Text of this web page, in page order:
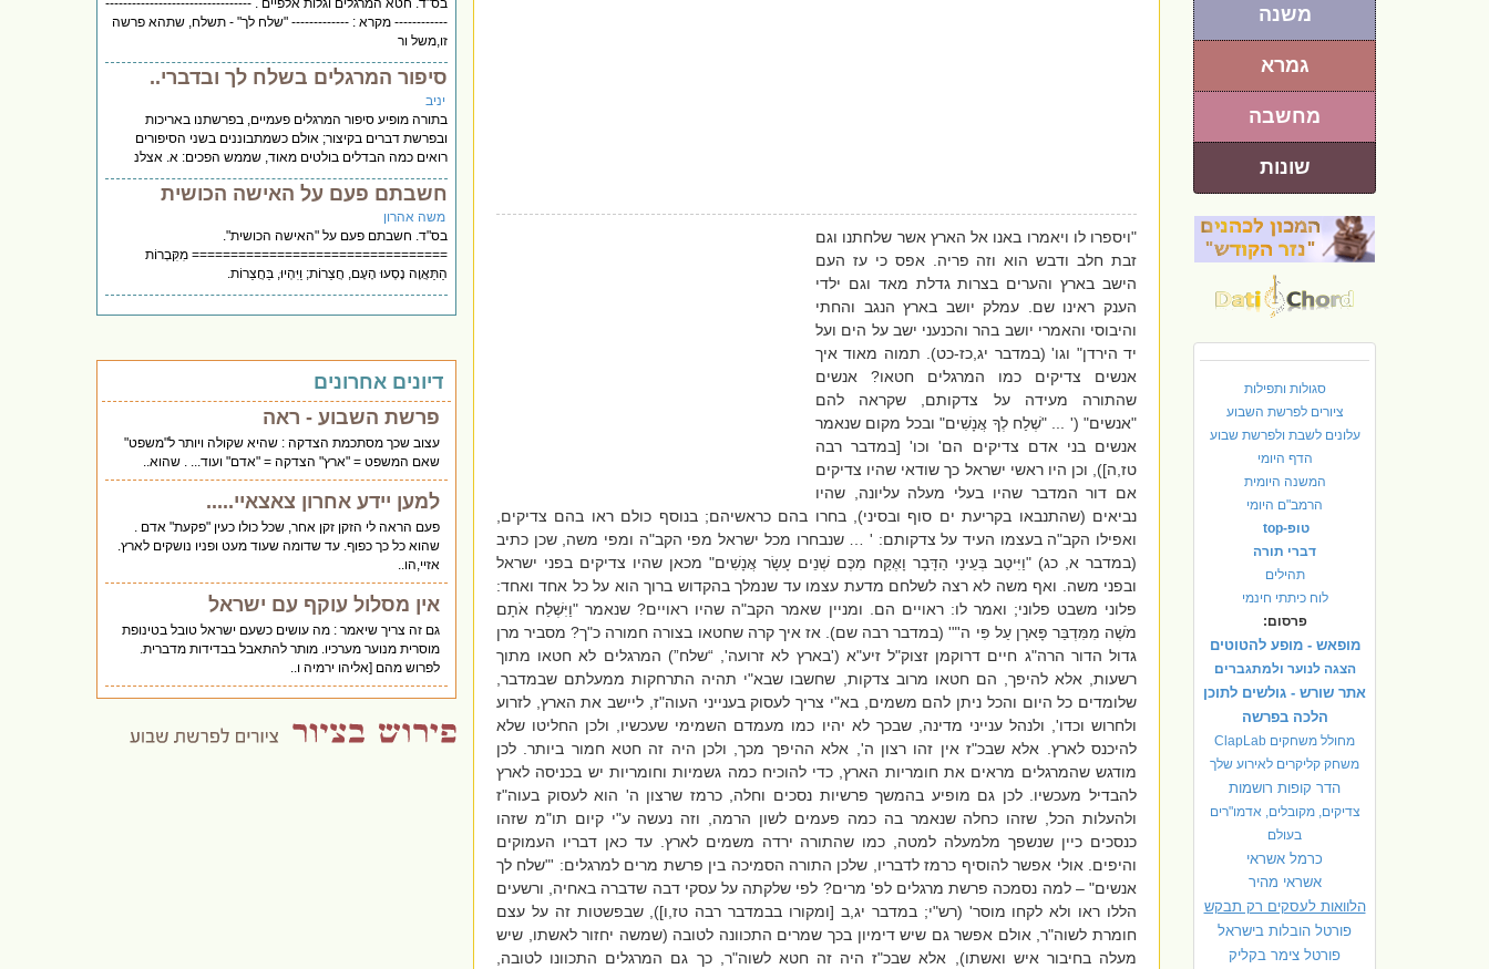
משנה
גמרא
מחשבה
שונות
סגולות ותפילות
ציורים לפרשת השבוע
עלונים לשבת ולפרשת שבוע
הדף היומי
המשנה היומית
הרמב"ם היומי
טופ-top
דברי תורה
תהילים
לוח כיתתי חינמי
פרסום:
מופאש - מופע להטוטים
הצגה לנוער ולמתגברים
אתר שורש - גולשים לתוכן
הלכה בפרשה
מחולל משחקים ClapLab
משחק קליקרים לאירוע שלך
הדר קופות רושמות
צדיקים, מקובלים, אדמו"רים
בעולם
כרמל אשראי
אשראי מהיר
הלוואות לעסקים רק תבקש
פורטל הובלות בישראל
פורטל צימר בקליק
"ויספרו לו ויאמרו באנו אל הארץ אשר שלחתנו וגם
זבת חלב ודבש הוא וזה פריה. אפס כי עז העם
הישב בארץ והערים בצרות גדלת מאד וגם ילדי
הענק ראינו שם. עמלק יושב בארץ הנגב והחתי
והיבוסי והאמרי יושב בהר והכנעני ישב על הים ועל
יד הירדן" וגו' (במדבר יג,כז-כט). תמוה מאוד איך
אנשים צדיקים כמו המרגלים חטאו? אנשים
שהתורה מעידה על צדקותם, שקראה להם
"אנשים" (' ... "שְׁלַח לְךָ אֲנָשִׁים" ובכל מקום שנאמר
אנשים בני אדם צדיקים הם' וכו' [במדבר רבה
טז,ה]), וכן היו ראשי ישראל כך שודאי שהיו צדיקים
אם דור המדבר שהיו בעלי מעלה עליונה, שהיו
נביאים (שהתנבאו בקריעת ים סוף ובסיני), בחרו בהם כראשיהם; בנוסף כולם ראו בהם צדיקים,
ואפילו הקב"ה בעצמו העיד על צדקותם: ' … שנבחרו מכל ישראל מפי הקב"ה ומפי משה, שכן כתיב
(במדבר א, כג) "וַיִּיטַב בְּעֵינַי הַדָּבָר וָאֶקַּח מִכֶּם שְׁנֵים עָשָׂר אֲנָשִׁים" מכאן שהיו צדיקים בפני ישראל
ובפני משה. ואף משה לא רצה לשלחם מדעת עצמו עד שנמלך בהקדוש ברוך הוא על כל אחד ואחד:
פלוני משבט פלוני; ואמר לו: ראויים הם. ומניין שאמר הקב"ה שהיו ראויים? שנאמר "וַיִּשְׁלַח אֹתָם
מֹשֶׁה מִמִּדְבַּר פָּארָן עַל פִּי ה'"' (במדבר רבה שם). אז איך קרה שחטאו בצורה חמורה כ"ך? מסביר מרן
גדול הדור הרה"ג חיים דרוקמן זצוק"ל זיע"א ('בארץ לא זרועה', “שלח”) המרגלים לא חטאו מתוך
רשעות, אלא להיפך, הם חטאו מרוב צדקות, שחשבו שבא"י תהיה התרחקות ממעלתם שבמדבר,
שלומדים כל היום והכל ניתן להם משמים, בא"י צריך לעסוק בענייני העוה"ז, ליישב את הארץ, לזרוע
ולחרוש וכדו', ולנהל ענייני מדינה, שבכך לא יהיו כמו מעמדם השמימי שעכשיו, ולכן החליטו שלא
להיכנס לארץ. אלא שבכ"ז אין זהו רצון ה', אלא ההיפך מכך, ולכן היה זה חטא חמור ביותר. לכן
מודגש שהמרגלים מראים את חומריות הארץ, כדי להוכיח כמה גשמיות וחומריות יש בכניסה לארץ
להבדיל מעכשיו. לכן גם מופיע בהמשך פרשיות נסכים וחלה, כרמז שרצון ה' הוא לעסוק בעוה"ז
ולהעלות הכל, שזהו כחלה שנאמר בה כמה פעמים לשון הרמה, וזה נעשה ע"י קיום תו"מ שזהו
כנסכים כיין שנשפך מלמעלה למטה, כמו שהתורה ירדה משמים לארץ. עד כאן דבריו העמוקים
והיפים. אולי אפשר להוסיף כרמז לדבריו, שלכן התורה הסמיכה בין פרשת מרים למרגלים: '"שלח לך
אנשים" – למה נסמכה פרשת מרגלים לפ' מרים? לפי שלקתה על עסקי דבה שדברה באחיה, ורשעים
הללו ראו ולא לקחו מוסר' (רש"י; במדבר יג,ב [ומקורו בבמדבר רבה טז,ו]), שבפשטות זה על עצם
חומרת לשוה"ר, אולם אפשר גם שיש דימיון בכך שמרים התכוונה לטובה (שמשה יחזור לאשתו, שיש
מעלה בחיבור איש ואשתו), אלא שבכ"ז היה זה חטא לשוה"ר, כך גם המרגלים התכוונו לטובה,
------------ מקרא : ------------- "שלח לך" - תשלח, שתהא פרשה
זו,משל ור
סיפור המרגלים בשלח לך ובדברי..
יניב
בתורה מופיע סיפור המרגלים פעמיים, בפרשתנו באריכות
ובפרשת דברים בקיצור; אולם כשמתבוננים בשני הסיפורים
רואים כמה הבדלים בולטים מאוד, שממש הפכים: א. אצלנ
חשבתם פעם על האישה הכושית
משה אהרון
בס"ד. חשבתם פעם על "האישה הכושית".
================================= מִקִּבְרוֹת
הַתַּאֲוָה נָסְעוּ הָעָם, חֲצֵרוֹת; וַיִּהְיוּ, בַּחֲצֵרוֹת.
דיונים אחרונים
פרשת השבוע - ראה
עצוב שכך מסתכמת הצדקה : שהיא שקולה ויותר ל"משפט"
שאם המשפט = "ארץ" הצדקה = "אדם" ועוד... . שהוא..
למען יידע אחרון צאצאיי.....
פעם הראה לי הזקן זקן אחר, שכל כולו כעין "פקעת" אדם .
שהוא כל כך כפוף. עד שדומה שעוד מעט ופניו נושקים לארץ.
אזיי,הו..
אין מסלול עוקף עם ישראל
גם זה צריך שיאמר : מה עושים כשעם ישראל טובל בטינופת
מוסרית מנוער מערכיו. מותר להתאבל בבדידות מדברית.
לפרוש מהם [אליהו ירמיה ו..